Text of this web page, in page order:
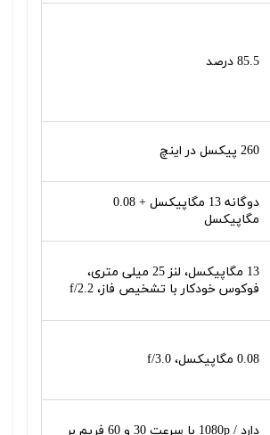
85.5 درصد
260 پیکسل در اینچ
دوگانه 13 مگاپیکسل + 0.08
مگاپیکسل
13 مگاپیکسل، لنز 25 میلی متری،
فوکوس خودکار با تشخیص فاز، f/2.2
0.08 مگاپیکسل، f/3.0
دارد / 1080p با سرعت 30 و 60 فریم بر